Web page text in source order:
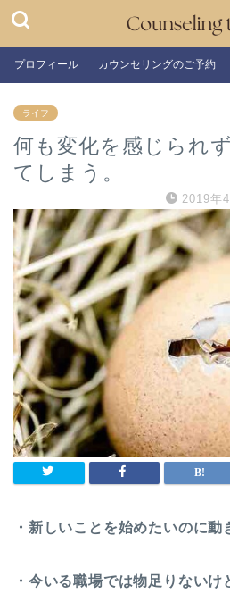
プロフィール カウンセリングのご予約
ライフ
何も変化を感じられ
てしまう。
2019年
・新しいことを始めたいのに動
・今いる職場では物足りない